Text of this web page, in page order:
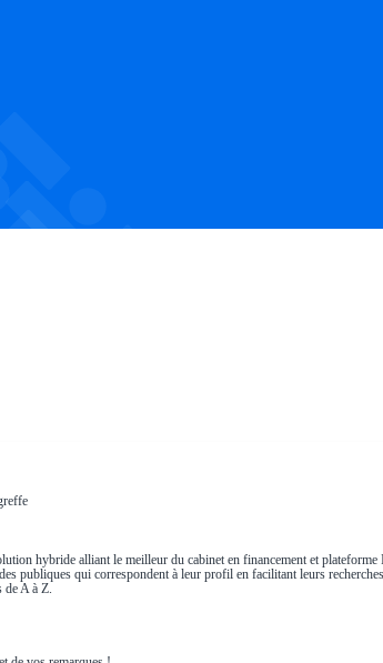
hybride alliant le meilleur du cabinet en financement et
publiques qui correspondent à leur profil en facilitant leurs
de A à Z.